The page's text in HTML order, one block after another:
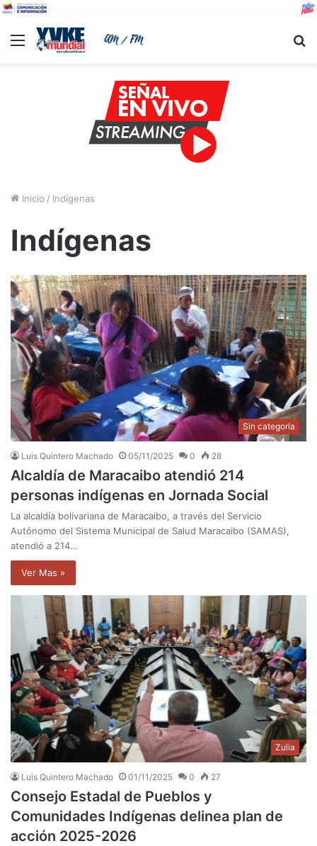
Menu
Inicio / Indígenas
Indígenas
Sin categoría
Luis Quintero Machado 05/11/2025 0 28
Alcaldía de Maracaibo atendió 214
personas indígenas en Jornada Social
La alcaldía bolivariana de Maracaibo, a través del Servicio
Autónomo del Sistema Municipal de Salud Maracaibo (SAMAS),
atendió a 214…
Ver Mas »
Zulia
Luis Quintero Machado 01/11/2025 0 27
Consejo Estadal de Pueblos y
Comunidades Indígenas delinea plan de
acción 2025-2026